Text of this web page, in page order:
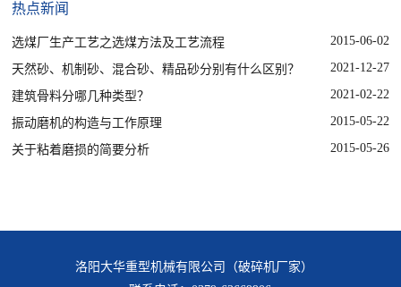
热点新闻
2015-06-02
选煤厂生产工艺之选煤方法及工艺流程
2021-12-27
天然砂、机制砂、混合砂、精品砂分别有什么区别？
2021-02-22
建筑骨料分哪几种类型？
2015-05-22
振动磨机的构造与工作原理
2015-05-26
关于粘着磨损的简要分析
洛阳大华重型机械有限公司（破碎机厂家）